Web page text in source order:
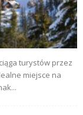
turystów przez
miejsce na